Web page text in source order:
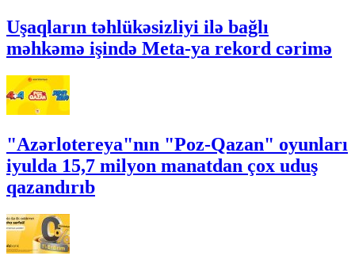
Uşaqların təhlükəsizliyi ilə bağlı
məhkəmə işində Meta-ya rekord cərimə
"Azərlotereya"nın "Poz-Qazan" oyunları
iyulda 15,7 milyon manatdan çox uduş
qazandırıb